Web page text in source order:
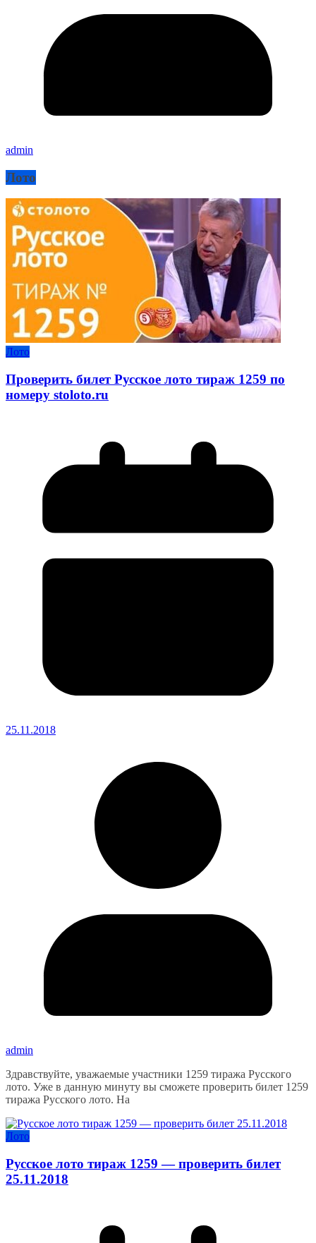
admin
Лото
Лото
Проверить билет Русское лото тираж 1259 по
номеру stoloto.ru
25.11.2018
admin
Здравствуйте, уважаемые участники 1259 тиража Русского
лото. Уже в данную минуту вы сможете проверить билет 1259
тиража Русского лото. На
Лото
Русское лото тираж 1259 — проверить билет
25.11.2018